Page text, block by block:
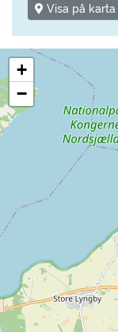
Visa på karta
+
−